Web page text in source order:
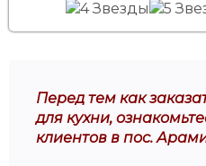
Перед тем как
для кухни,
клиентов в пос.